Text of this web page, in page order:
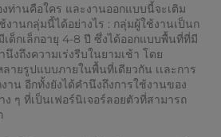
ท่านคือใคร และงานออกแบบนี้จะเติม
งานกลุ่มนี้ได้อย่างไร : กลุ่มผู้ใช้งานเป็นก
ด็กเล็กอายุ 4-8 ปี ซึ่งได้ออกแบบพื้นที่ที่มี
งถึงความเร่งรีบในยามเช้า โดย
ายรูปแบบภายในพื้นที่เดียวกัน เเละการ
าน อีกทั้งยังได้คำนึงถึงการใช้งานของ
ง ๆ ที่เป็นเฟอร์นิเจอร์ลอยตัวที่สามารถ